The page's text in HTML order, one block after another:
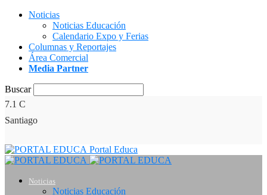
Noticias
Noticias Educación
Calendario Expo y Ferias
Columnas y Reportajes
Área Comercial
Media Partner
Buscar
7.1 C
Santiago
Portal Educa
Noticias
Noticias Educación